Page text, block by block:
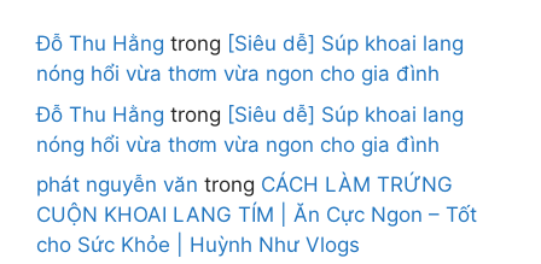
Đỗ Thu Hằng trong [Siêu dễ] Súp khoai lang
nóng hổi vừa thơm vừa ngon cho gia đình
Đỗ Thu Hằng trong [Siêu dễ] Súp khoai lang
nóng hổi vừa thơm vừa ngon cho gia đình
phát nguyễn văn trong CÁCH LÀM TRỨNG
CUỘN KHOAI LANG TÍM | Ăn Cực Ngon – Tốt
cho Sức Khỏe | Huỳnh Như Vlogs